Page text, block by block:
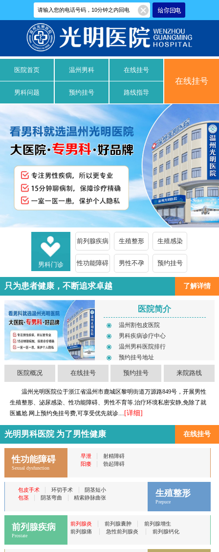
医院首页 温州男科 在线挂号
男科问题 预约挂号 路线指导
在线挂号
男科门诊
前列腺疾病 生殖整形 生殖感染
性功能障碍 男性不孕 预约挂号
只为患者健康，不断追求卓越 了解详情
医院简介
温州割包皮医院
男科疾病诊疗中心
温州男科医院排行
预约挂号地址
医院概况 在线挂号 预约挂号 来院路线
温州光明医院位于浙江省温州市鹿城区黎明街道万源路849号，开展男性
生殖整形、泌尿感染、性功能障碍、男性不育等.治疗环境私密安静,免除了就
医尴尬.网上预约免挂号费,可享受优先就诊.... [详细]
光明男科医院 为了男性健康 在线挂号
性功能障碍
Sexual dysfunction
早泄
射精障碍
阳痿
勃起障碍
包皮手术 | 环切手术 |
阴茎短小
包茎
| 阴茎弯曲 | 精索静脉曲张 生殖整形
Prepuce
前列腺疾病
Prostate
前列腺炎 前列腺囊肿
前列腺增生
前列腺痛
急性前列腺炎 前列腺钙化